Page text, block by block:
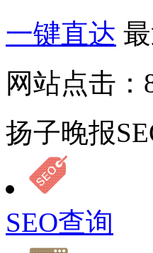
一键直达
网站点击：
扬子晚报
SEO查询